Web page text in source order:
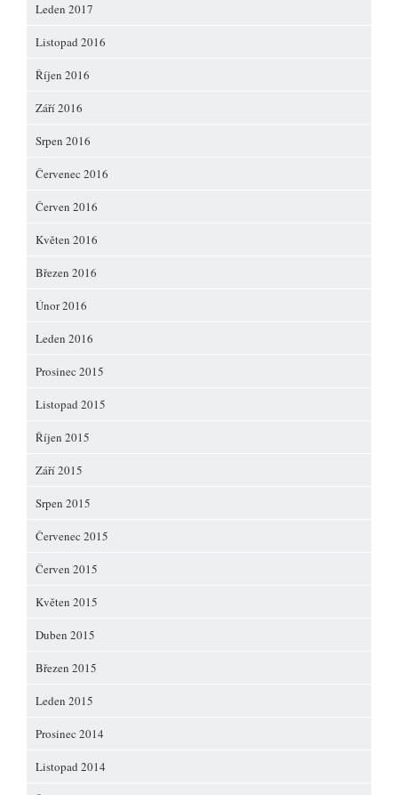
Leden 2017
Listopad 2016
Říjen 2016
Září 2016
Srpen 2016
Červenec 2016
Červen 2016
Květen 2016
Březen 2016
Únor 2016
Leden 2016
Prosinec 2015
Listopad 2015
Říjen 2015
Září 2015
Srpen 2015
Červenec 2015
Červen 2015
Květen 2015
Duben 2015
Březen 2015
Leden 2015
Prosinec 2014
Listopad 2014